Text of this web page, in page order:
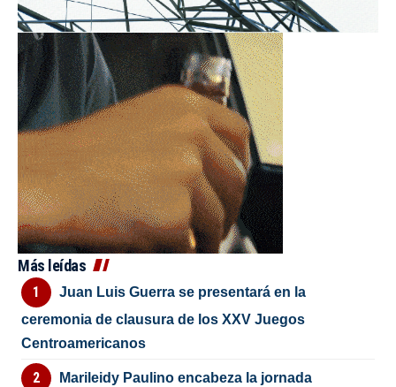
Más leídas
Juan Luis Guerra se presentará en la
ceremonia de clausura de los XXV Juegos
Centroamericanos
Marileidy Paulino encabeza la jornada